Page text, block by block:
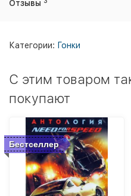
Отзывы
Категории: Гонки
C этим товаром
покупают
Бестселлер